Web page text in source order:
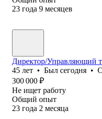
23 года 9 месяцев
Директор/Управляющий
45 лет • Был сегодня •
300 000 ₽
Не ищет работу
Общий опыт
23 года 2 месяца